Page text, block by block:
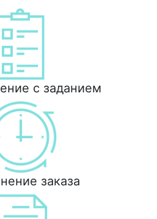
с заданием
заказа